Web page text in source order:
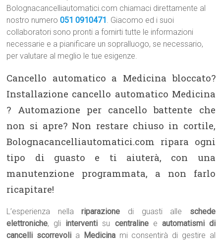
Bolognacancelliautomatici.com chiamaci direttamente al
nostro numero051 0910471 . Giacomo ed i suoi
collaboratori sono pronti a fornirti tutte le informazioni
necessarie e a pianificare un sopralluogo, se necessario,
per valutare al meglio le tue esigenze.
Cancello automatico a Medicina bloccato?
Installazione cancello automatico Medicina
? Automazione per cancello battente che
non si apre? Non restare chiuso in cortile,
Bolognacancelliautomatici.com ripara ogni
tipo di guasto e ti aiuterà, con una
manutenzione programmata, a non farlo
ricapitare!
L’esperienza nellariparazione di guasti alle schede
elettroniche, gli interventi su centralinee automatismi di
cancelli scorrevoli a Medicina mi consentirà di gestire al